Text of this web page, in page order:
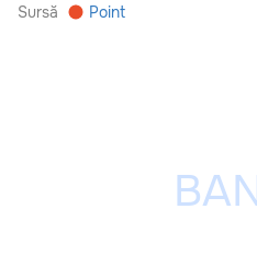
Sursă Point